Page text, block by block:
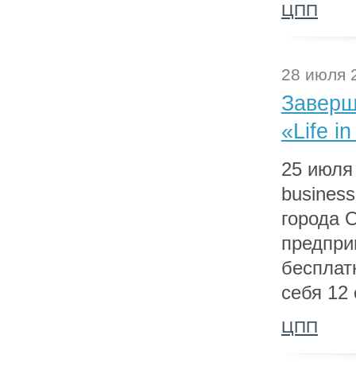
ЦПП
28 июля
«Life
25 июля
города
себя 12
ЦПП